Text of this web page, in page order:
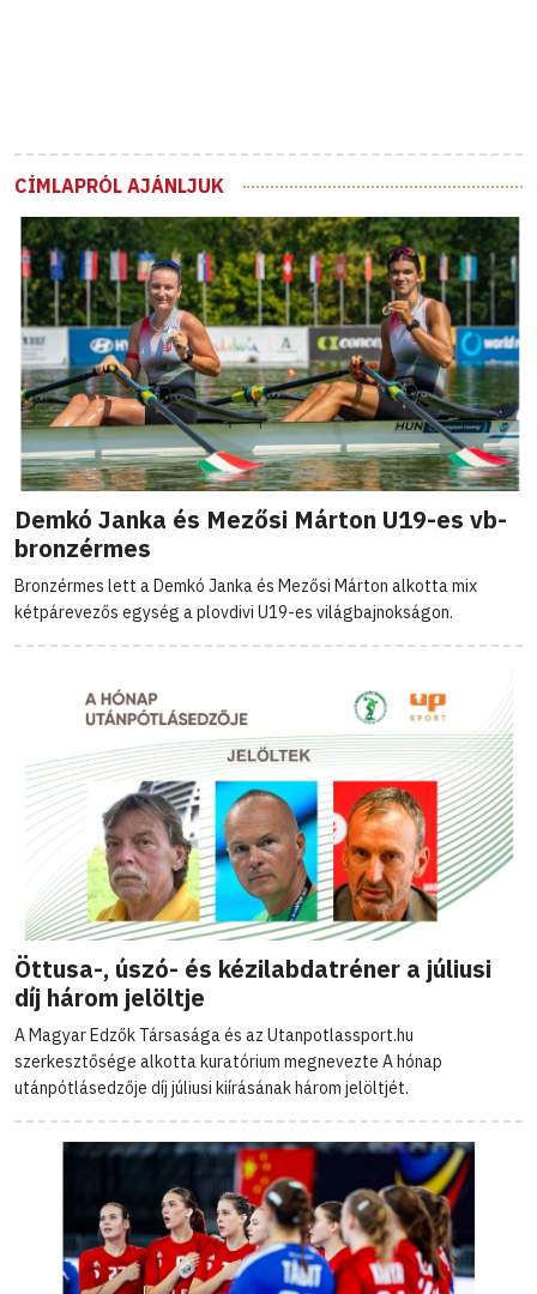
CÍMLAPRÓL AJÁNLJUK
Demkó Janka és Mezősi Márton U19-es vb-
bronzérmes
Bronzérmes lett a Demkó Janka és Mezősi Márton alkotta mix
kétpárevezős egység a plovdivi U19-es világbajnokságon.
Öttusa-, úszó- és kézilabdatréner a júliusi
díj három jelöltje
A Magyar Edzők Társasága és az Utanpotlassport.hu
szerkesztősége alkotta kuratórium megnevezte A hónap
utánpótlásedzője díj júliusi kiírásának három jelöltjét.